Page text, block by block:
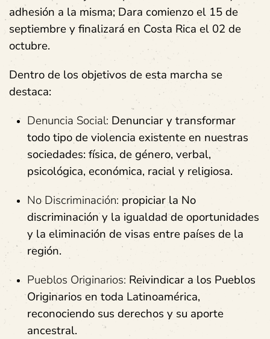
adhesión a la misma; Dara comienzo el 15 de
septiembre y finalizará en Costa Rica el 02 de
octubre.
Dentro de los objetivos de esta marcha se
destaca:
Denuncia Social: Denunciar y transformar
todo tipo de violencia existente en nuestras
sociedades: física, de género, verbal,
psicológica, económica, racial y religiosa.
No Discriminación: propiciar la No
discriminación y la igualdad de oportunidades
y la eliminación de visas entre países de la
región.
Pueblos Originarios: Reivindicar a los Pueblos
Originarios en toda Latinoamérica,
reconociendo sus derechos y su aporte
ancestral.